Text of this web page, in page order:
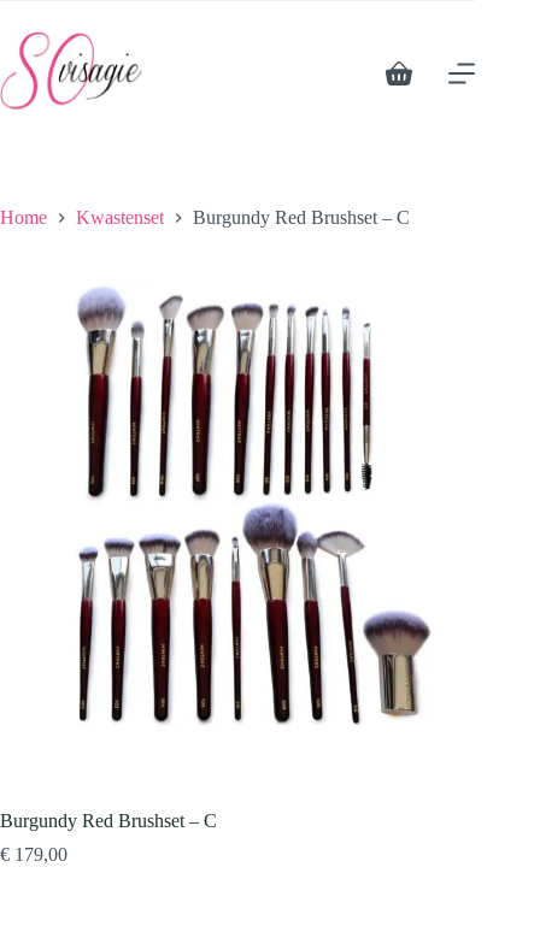
naar
inhoud
Winkelwagen
Home Kwastenset Burgundy Red Brushset – C
Burgundy Red Brushset – C
€ 179,00